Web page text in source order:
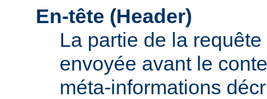
En-tête (Header)
La partie de la
envoyée avant le
méta-informations